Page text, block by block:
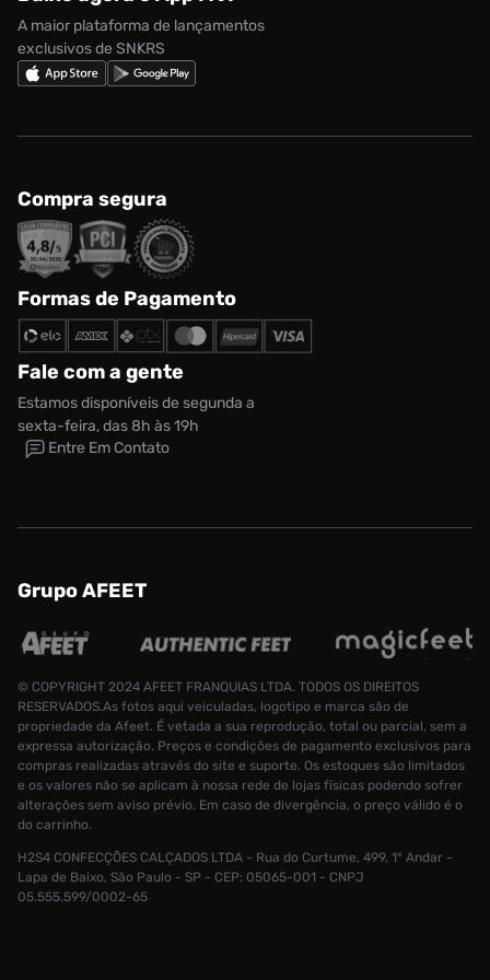
Tênis New Balance 373v2 Feminino
Nike Shox
Regulamento Cupom
A maior plataforma de lançamentos
exclusivos de SNKRS
Compra segura
Formas de Pagamento
Fale com a gente
Estamos disponíveis de segunda a
sexta-feira, das 8h às 19h
Entre Em Contato
Grupo AFEET
© COPYRIGHT 2024 AFEET FRANQUIAS LTDA. TODOS OS DIREITOS
RESERVADOS.As fotos aqui veiculadas, logotipo e marca são de
propriedade da Afeet. É vetada a sua reprodução, total ou parcial, sem a
expressa autorização. Preços e condições de pagamento exclusivos para
compras realizadas através do site e suporte. Os estoques são limitados
e os valores não se aplicam à nossa rede de lojas físicas podendo sofrer
alterações sem aviso prévio. Em caso de divergência, o preço válido é o
do carrinho.
H2S4 CONFECÇÕES CALÇADOS LTDA - Rua do Curtume, 499, 1° Andar -
Lapa de Baixo, São Paulo - SP - CEP: 05065-001 - CNPJ
05.555.599/0002-65